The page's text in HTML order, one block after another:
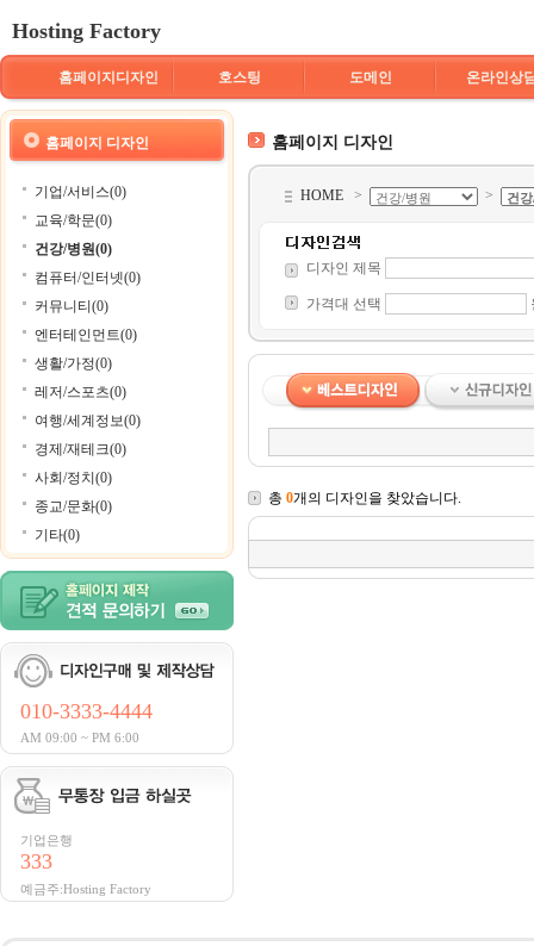
Hosting Factory
홈페이지디자인 호스팅 도메인 온라인상
홈페이지 디자인
기업/서비스(0)
교육/학문(0)
건강/병원(0)
컴퓨터/인터넷(0)
커뮤니티(0)
엔터테인먼트(0)
생활/가정(0)
레저/스포츠(0)
여행/세계정보(0)
경제/재테크(0)
사회/정치(0)
종교/문화(0)
기타(0)
010-3333-4444
AM 09:00 ~ PM 6:00
기업은행
333
예금주:Hosting Factory
홈페이지 디자인
HOME > >
디자인 제목
가격대 선택
총 0개의 디자인을 찾았습니다.